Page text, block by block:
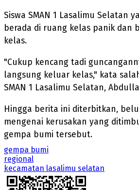
Siswa SMAN 1 Lasalimu Selatan
berada di ruang kelas panik dan
kelas.
"Cukup kencang tadi
langsung keluar kelas," kata
SMAN 1 Lasalimu Selatan,
Hingga berita ini diterbitkan,
mengenai kerusakan yang
gempa bumi tersebut.
gempa bumi
regional
kecamatan lasalimu selatan